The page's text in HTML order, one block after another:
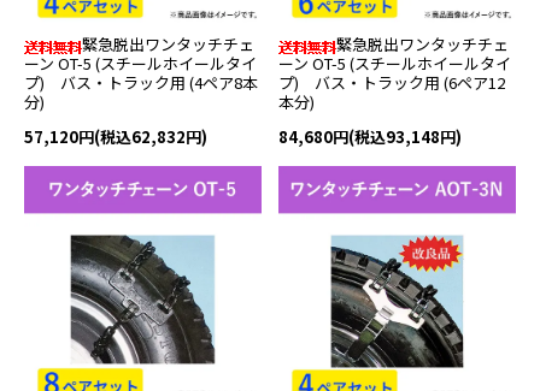
緊急脱出ワンタッチチェ
ーン OT-5 (スチールホイールタイ
プ) バス・トラック用 (4ペア8本
分)
57,120円(税込62,832円)
緊急脱出ワンタッチチェ
ーン OT-5 (スチールホイールタイ
プ) バス・トラック用 (6ペア12
本分)
84,680円(税込93,148円)